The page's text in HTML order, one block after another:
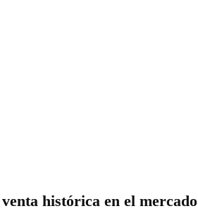
histórica en el mercado